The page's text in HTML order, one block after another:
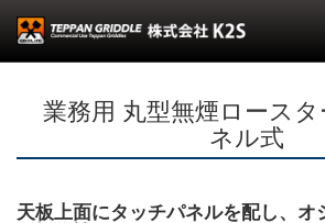
業務用 丸型無煙ロース
ネル式
天板上面にタッチパネルを配し、オ